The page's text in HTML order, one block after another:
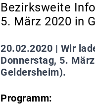
Bezirksweite
5. März 2020 in
20.02.2020 | Wir
Donnerstag, 5.
Geldersheim).
Programm: